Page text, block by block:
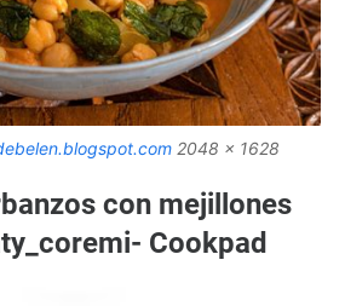
2048 x 1628
con mejillones
Cookpad